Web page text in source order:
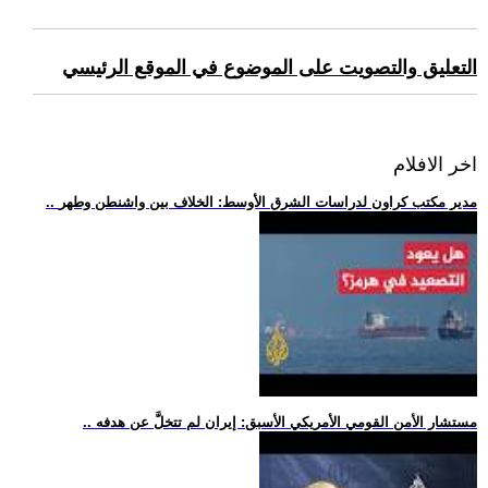
التعليق والتصويت على الموضوع في الموقع الرئيسي
اخر الافلام
.. مدير مكتب كراون لدراسات الشرق الأوسط: الخلاف بين واشنطن وطهر
.. مستشار الأمن القومي الأمريكي الأسبق: إيران لم تتخلَّ عن هدفه